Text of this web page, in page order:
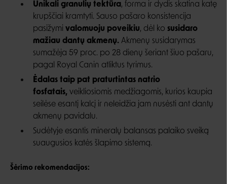
Unikali granulių tektūra, forma ir dydis skatina katę
krupščiai kramtyti. Sauso pašaro konsistencija
pasižymi valomuoju poveikiu, dėl ko susidaro
mažiau dantų akmenų. Akmenų susidarymas
sumažėja 59 proc. po 28 dienų šeriant šiuo pašaru,
pagal Royal Canin atliktus tyrimus.
Ėdalas taip pat praturtintas natrio
fosfatais, veikliosiomis medžiagomis, kurios kaupia
seilėse esantį kalcį ir neleidžia jam nusėsti ant dantų
akmenų pavidalu.
Sudėtyje esantis mineralų balansas palaiko sveiką
suaugusios katės šlapimo sistemą.
Šėrimo rekomendacijos: